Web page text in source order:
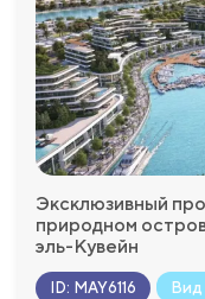
Эксклюзивный
природном
эль-Кувейн
ID: MAY6116 Вид